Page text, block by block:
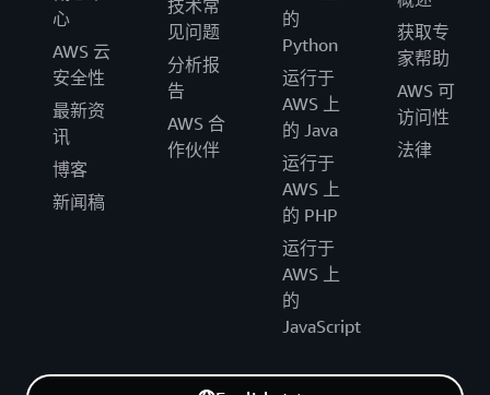
心
AWS 云
安全性
最新资
讯
博客
新闻稿
技术常
见问题
分析报
告
AWS 合
作伙伴
的
Python
运行于
AWS 上
的 Java
运行于
AWS 上
的 PHP
运行于
AWS 上
的
JavaScript
获取专
家帮助
AWS 可
访问性
法律